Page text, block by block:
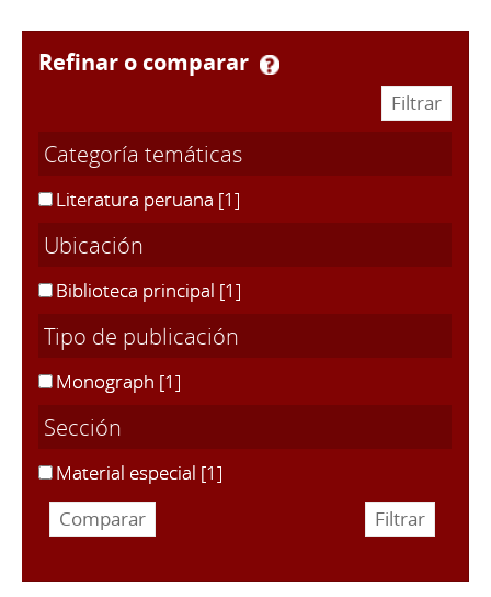
refinar o comparar
Categoría temáticas
Literatura peruana [1]
Ubicación
Biblioteca principal [1]
Tipo de publicación
Monograph [1]
Sección
Material especial [1]